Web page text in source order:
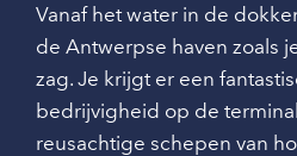
Vanaf het water in de
de Antwerpse haven zoals
zag. Je krijgt er een
bedrijvigheid op de
reusachtige schepen van